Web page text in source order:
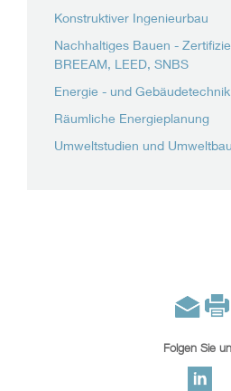
Konstruktiver Ingenieurbau
Nachhaltiges Bauen -
BREEAM, LEED, SNBS
Energie - und Gebäudetechnik
Räumliche Energieplanung
Umweltstudien und
Folgen Sie